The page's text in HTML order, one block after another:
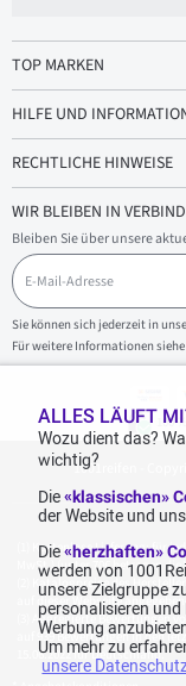
TOP MARKEN
HILFE UND
RECHTLICHE HINWEISE
WIR BLEIBEN IN
Bleiben Sie über unsere
E
-
M
a
i
l
Sie können sich jederzeit in
Für weitere Informationen siehe
100
1001reifen -
Kostenlose Lieferung: für
MwSt.) (unter 70€ betragen
Katalogpreise des
auf dieser Webseite
Aggregierte Bewertungen
auf 939 Bewertungen in den
15.06.2022 für Deutschland.
ALLES LÄUFT
Wozu dient das?
wichtig?
Die«klassischen»
der Website und
Die«herzhaften»
werden von
unsere Zielgruppe
personalisieren
Werbung
Um mehr zu
unsere